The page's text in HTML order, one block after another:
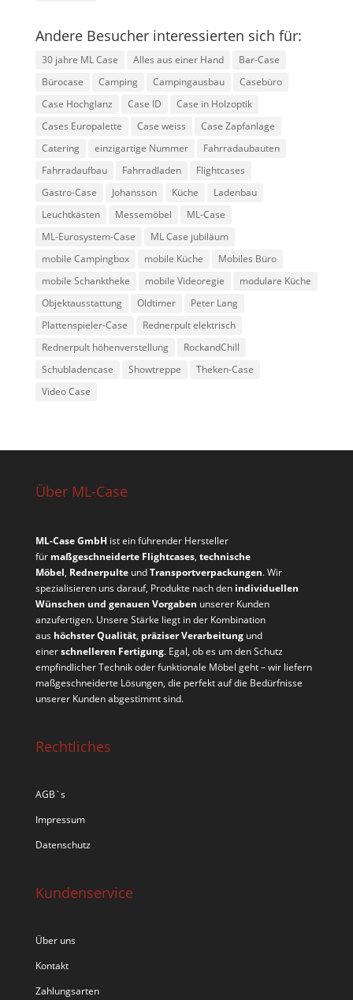
Andere Besucher interessierten sich für:
30 jahre ML Case Alles aus einer Hand
Bar-Case
Bürocase
Camping Campingausbau
Casebüro
Case Hochglanz
Case ID
Case in Holzoptik
Cases Europalette
Case weiss
Case Zapfanlage
Catering
einzigartige Nummer
Fahrradaubauten
Fahrradaufbau
Fahrradladen
Flightcases
Gastro-Case
Johansson Küche
Ladenbau
Leuchtkästen
Messemöbel
ML-Case
ML-Eurosystem-Case
ML Case jubiläum
mobile Campingbox
mobile Küche
Mobiles Büro
mobile Schanktheke
mobile Videoregie
modulare Küche
Objektausstattung
Oldtimer
Peter Lang
Plattenspieler-Case
Rednerpult elektrisch
Rednerpult höhenverstellung
RockandChill
Schubladencase
Showtreppe
Theken-Case
Video Case
Über ML-Case
ML-Case GmbH ist ein führender Hersteller
für maßgeschneiderte Flightcases, technische
Möbel, RednerpulteundTransportverpackungen. Wir
spezialisieren uns darauf, Produkte nach den individuellen
Wünschen und genauen Vorgaben unserer Kunden
anzufertigen. Unsere Stärke liegt in der Kombination
aus höchster Qualität, präziser Verarbeitungund
einerschnelleren Fertigung. Egal, ob es um den Schutz
empfindlicher Technik oder funktionale Möbel geht – wir liefern
maßgeschneiderte Lösungen, die perfekt auf die Bedürfnisse
unserer Kunden abgestimmt sind.
Rechtliches
AGB`s
Impressum
Datenschutz
Kundenservice
Über uns
Kontakt
Zahlungsarten